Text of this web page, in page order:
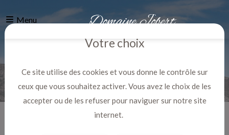
Menu
Votre choix
Ce site utilise des cookies et vous donne le contrôle sur
ceux que vous souhaitez activer. Vous avez le choix de les
accepter ou de les refuser pour naviguer sur notre site
internet.